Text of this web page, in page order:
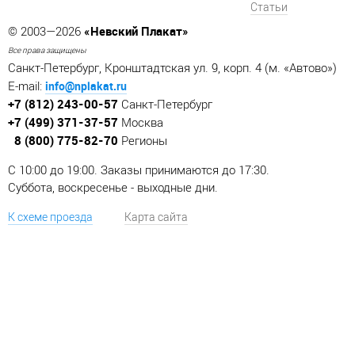
Статьи
© 2003—2026 «Невский Плакат»
Все права защищены
Санкт-Петербург, Кронштадтская ул. 9, корп. 4 (м. «Автово»)
E-mail: info@nplakat.ru
+7 (812) 243-00-57 Санкт-Петербург
+7 (499) 371-37-57 Москва
8 (800) 775-82-70 Регионы
C 10:00 до 19:00. Заказы принимаются до 17:30.
Суббота, воскресенье - выходные дни.
К схеме проезда Карта сайта